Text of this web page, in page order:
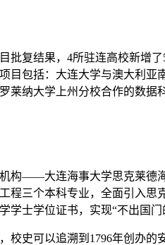
批复结果，4所驻连高校新
目包括：大连大学与澳大利
纳大学上州分校合作的数据
构——大连海事大学思克莱德
三个本科专业，全面引入
士学位证书，实现“不出国门
史可以追溯到1796年创办的